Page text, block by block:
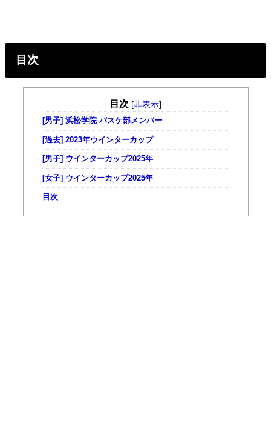
目次
目次 [非表示]
[男子] 浜松学院 バスケ部メンバー
[過去] 2023年ウインターカップ
[男子] ウインターカップ2025年
[女子] ウインターカップ2025年
目次